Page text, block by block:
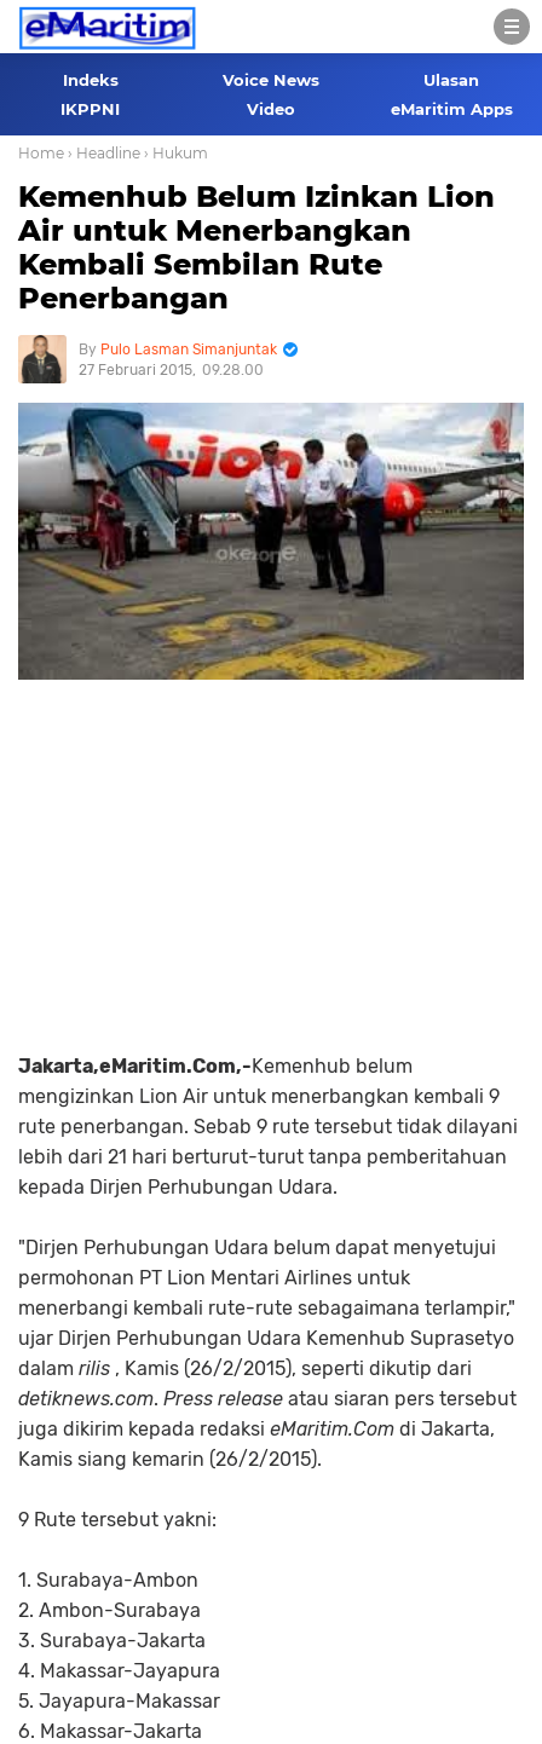
Indeks Voice News
Ulasan
IKPPNI
Video eMaritim Apps
Home › Headline › Hukum
Kemenhub Belum Izinkan Lion
Air untuk Menerbangkan
Kembali Sembilan Rute
Penerbangan
Pulo Lasman Simanjuntak
27 Februari 2015 09.28.00
Jakarta,eMaritim.Com,-Kemenhub belum
mengizinkan Lion Air untuk menerbangkan kembali 9
rute penerbangan. Sebab 9 rute tersebut tidak dilayani
lebih dari 21 hari berturut-turut tanpa pemberitahuan
kepada Dirjen Perhubungan Udara.
"Dirjen Perhubungan Udara belum dapat menyetujui
permohonan PT Lion Mentari Airlines untuk
menerbangi kembali rute-rute sebagaimana terlampir,"
ujar Dirjen Perhubungan Udara Kemenhub Suprasetyo
dalam rilis , Kamis (26/2/2015), seperti dikutip dari
detiknews.com. Press release atau siaran pers tersebut
juga dikirim kepada redaksi eMaritim.Com di Jakarta,
Kamis siang kemarin (26/2/2015).
9 Rute tersebut yakni:
1. Surabaya-Ambon
2. Ambon-Surabaya
3. Surabaya-Jakarta
4. Makassar-Jayapura
5. Jayapura-Makassar
6. Makassar-Jakarta